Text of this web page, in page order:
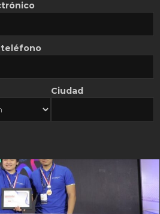
NEWS
Libre por costos
10 MARZO, 2026
teléfono
Ciudad